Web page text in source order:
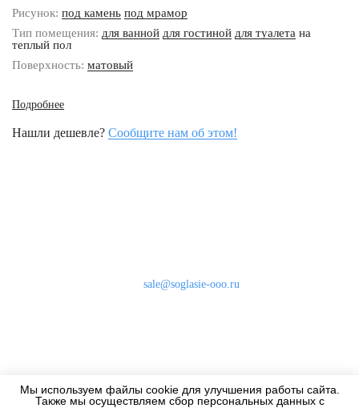
Рисунок: под камень под мрамор
Тип помещения: для ванной для гостиной для туалета на
теплый пол
Поверхность: матовый
Подробнее
Нашли дешевле? Сообщите нам об этом!
Мы используем файлы cookie для улучшения работы сайта.
Также мы осуществляем сбор персональных данных с
sale@soglasie-ooo.ru
Дизайнерам